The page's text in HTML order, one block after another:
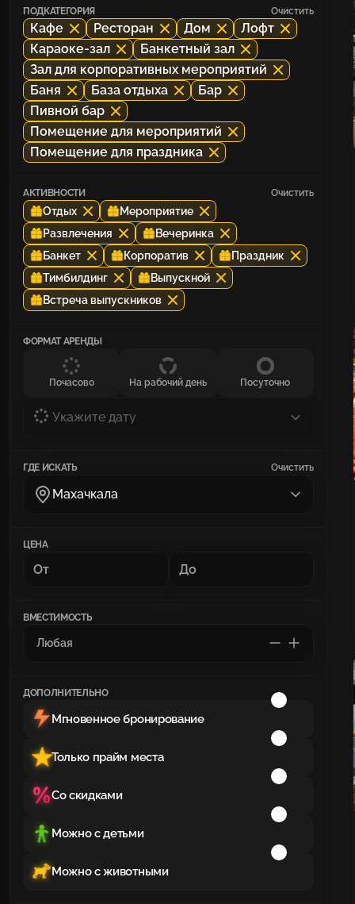
ПОДКАТЕГОРИЯ Очистить
Кафе Ресторан Дом
Лофт
Караоке-зал
Банкетный зал
Зал для корпоративных мероприятий
Баня
База отдыха
Бар
Пивной бар
Помещение для мероприятий
Помещение для праздника
АКТИВНОСТИ Очистить
Отдых
Мероприятие
Развлечения
Вечеринка
Банкет
Корпоратив
Праздник
Тимбилдинг
Выпускной
Встреча выпускников
ФОРМАТ АРЕНДЫ
Почасово На рабочий день Посуточно
Укажите дату
ГДЕ ИСКАТЬ Очистить
Махачкала
ЦЕНА
ВМЕСТИМОСТЬ
ДОПОЛНИТЕЛЬНО
Мгновенное бронирование
Только прайм места
Со скидками
Можно с детьми
Можно с животными